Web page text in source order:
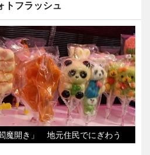
トフラッシュ
魔開き」 地元住民でにぎわう